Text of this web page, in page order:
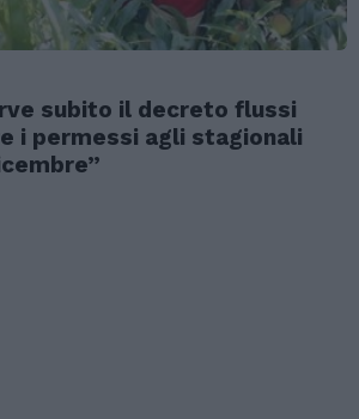
subito il decreto flussi
i permessi agli stagionali